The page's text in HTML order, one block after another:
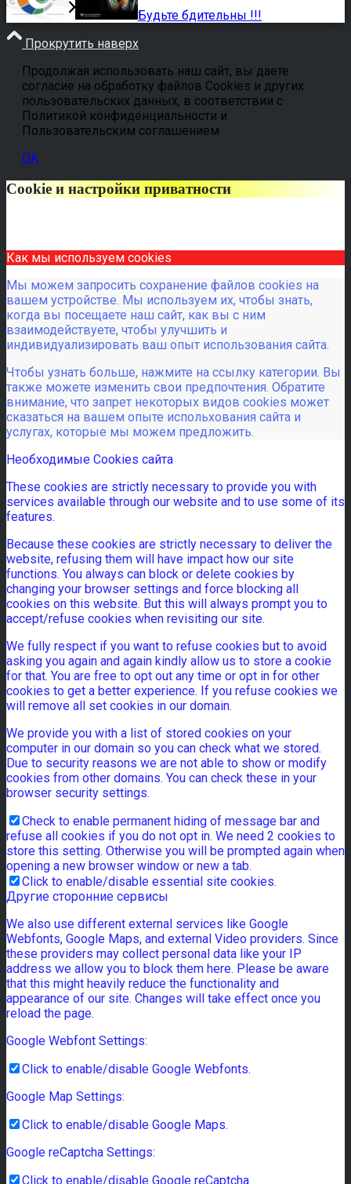
Будьте бдительны !!!
Прокрутить наверх
Продолжая использовать наш сайт, вы даете
согласие на обработку файлов Cookies и других
пользовательских данных, в соответствии с
Политикой конфиденциальности и
Пользовательским соглашением
OK
Cookie и настройки приватности
Как мы используем cookies
Мы можем запросить сохранение файлов cookies на
вашем устройстве. Мы используем их, чтобы знать,
когда вы посещаете наш сайт, как вы с ним
взаимодействуете, чтобы улучшить и
индивидуализировать ваш опыт использования сайта.
Чтобы узнать больше, нажмите на ссылку категории. Вы
также можете изменить свои предпочтения. Обратите
внимание, что запрет некоторых видов cookies может
сказаться на вашем опыте испольхования сайта и
услугах, которые мы можем предложить.
Необходимые Cookies сайта
These cookies are strictly necessary to provide you with
services available through our website and to use some of its
features.
Because these cookies are strictly necessary to deliver the
website, refusing them will have impact how our site
functions. You always can block or delete cookies by
changing your browser settings and force blocking all
cookies on this website. But this will always prompt you to
accept/refuse cookies when revisiting our site.
We fully respect if you want to refuse cookies but to avoid
asking you again and again kindly allow us to store a cookie
for that. You are free to opt out any time or opt in for other
cookies to get a better experience. If you refuse cookies we
will remove all set cookies in our domain.
We provide you with a list of stored cookies on your
computer in our domain so you can check what we stored.
Due to security reasons we are not able to show or modify
cookies from other domains. You can check these in your
browser security settings.
Check to enable permanent hiding of message bar and
refuse all cookies if you do not opt in. We need 2 cookies to
store this setting. Otherwise you will be prompted again when
opening a new browser window or new a tab.
Click to enable/disable essential site cookies.
Другие сторонние сервисы
We also use different external services like Google
Webfonts, Google Maps, and external Video providers. Since
these providers may collect personal data like your IP
address we allow you to block them here. Please be aware
that this might heavily reduce the functionality and
appearance of our site. Changes will take effect once you
reload the page.
Google Webfont Settings:
Click to enable/disable Google Webfonts.
Google Map Settings:
Click to enable/disable Google Maps.
Google reCaptcha Settings:
Click to enable/disable Google reCaptcha.